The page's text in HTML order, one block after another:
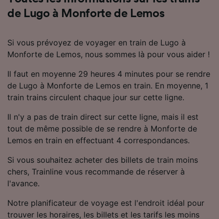
de Lugo à Monforte de Lemos
Si vous prévoyez de voyager en train de Lugo à
Monforte de Lemos, nous sommes là pour vous aider !
Il faut en moyenne 29 heures 4 minutes pour se rendre
de Lugo à Monforte de Lemos en train. En moyenne, 1
train trains circulent chaque jour sur cette ligne.
Il n'y a pas de train direct sur cette ligne, mais il est
tout de même possible de se rendre à Monforte de
Lemos en train en effectuant 4 correspondances.
Si vous souhaitez acheter des billets de train moins
chers, Trainline vous recommande de réserver à
l'avance.
Notre planificateur de voyage est l'endroit idéal pour
trouver les horaires, les billets et les tarifs les moins
finalités suivantes :
Utiliser des données de géolocalisation
caractéristiques de l’appareil pour
l’identification. Stocker et/ou accéder à des
informations sur un appareil. Publicités et
performance des publicités et du contenu,
études d’audience et développement de
services.
Liste de nos partenaires (fournisseurs)